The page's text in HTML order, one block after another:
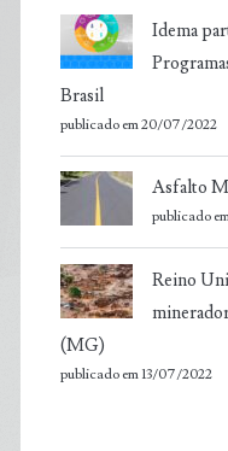
Idema
Brasil
publicado em 20/07/2022
Asfalto
publicado
Reino
(MG)
publicado em 13/07/2022